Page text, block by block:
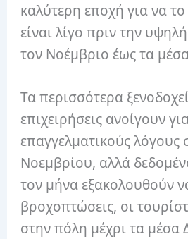
καλύτερη εποχή για να το
είναι λίγο πριν την
τον Νοέμβριο έως τα
Τα περισσότερα
επιχειρήσεις ανοίγουν
επαγγελματικούς λόγους
Νοεμβρίου, αλλά
τον μήνα εξακολουθούν
βροχοπτώσεις, οι
στην πόλη μέχρι τα μέσα